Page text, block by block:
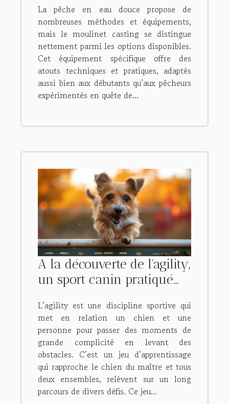
douce
La pêche en eau douce propose de
nombreuses méthodes et équipements,
mais le moulinet casting se distingue
nettement parmi les options disponibles.
Cet équipement spécifique offre des
atouts techniques et pratiques, adaptés
aussi bien aux débutants qu’aux pêcheurs
expérimentés en quête de...
A la découverte de l'agility,
un sport canin pratiqué
L’agility est une discipline sportive qui
met en relation un chien et une
personne pour passer des moments de
grande complicité en levant des
obstacles. C’est un jeu d’apprentissage
qui rapproche le chien du maître et tous
deux ensembles, relèvent sur un long
parcours de divers défis. Ce jeu...